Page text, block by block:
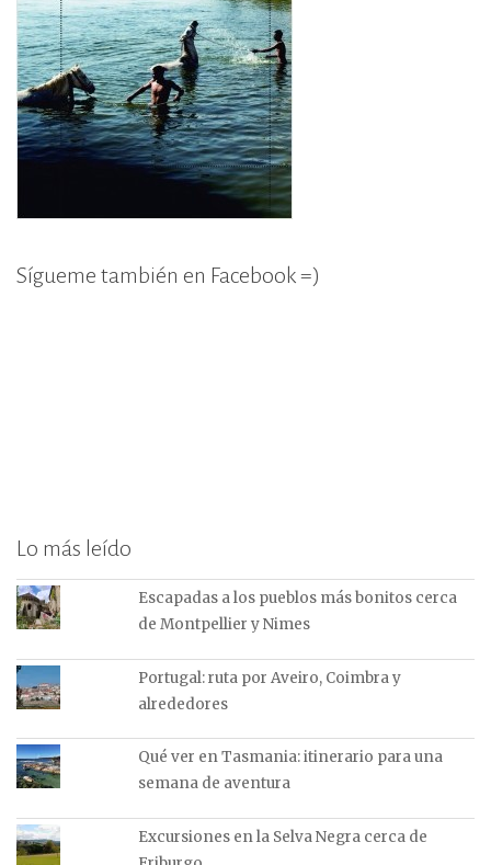
Sígueme también en Facebook =)
Lo más leído
Escapadas a los pueblos más bonitos cerca
de Montpellier y Nimes
Portugal: ruta por Aveiro, Coimbra y
alrededores
Qué ver en Tasmania: itinerario para una
semana de aventura
Excursiones en la Selva Negra cerca de